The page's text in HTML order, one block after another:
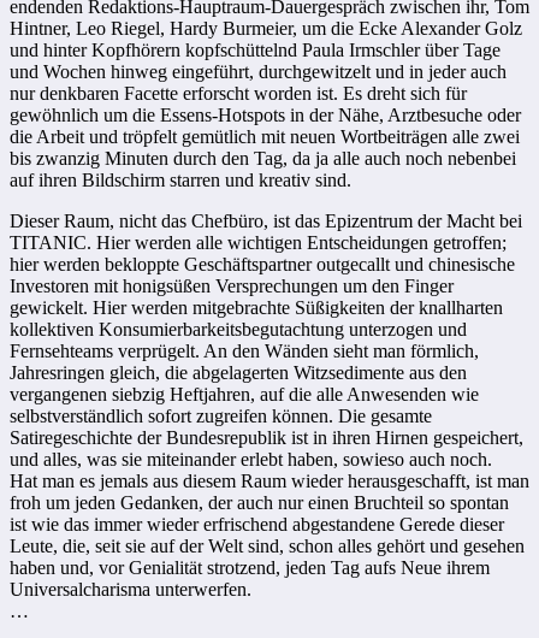
endenden Redaktions-Hauptraum-Dauergespräch zwischen ihr, Tom
Hintner, Leo Riegel, Hardy Burmeier, um die Ecke Alexander Golz
und hinter Kopfhörern kopfschüttelnd Paula Irmschler über Tage
und Wochen hinweg eingeführt, durchgewitzelt und in jeder auch
nur denkbaren Facette erforscht worden ist. Es dreht sich für
gewöhnlich um die Essens-Hotspots in der Nähe, Arztbesuche oder
die Arbeit und tröpfelt gemütlich mit neuen Wortbeiträgen alle zwei
bis zwanzig Minuten durch den Tag, da ja alle auch noch nebenbei
auf ihren Bildschirm starren und kreativ sind.
Dieser Raum, nicht das Chefbüro, ist das Epizentrum der Macht bei
TITANIC. Hier werden alle wichtigen Entscheidungen getroffen;
hier werden bekloppte Geschäftspartner outgecallt und chinesische
Investoren mit honigsüßen Versprechungen um den Finger
gewickelt. Hier werden mitgebrachte Süßigkeiten der knallharten
kollektiven Konsumierbarkeitsbegutachtung unterzogen und
Fernsehteams verprügelt. An den Wänden sieht man förmlich,
Jahresringen gleich, die abgelagerten Witzsedimente aus den
vergangenen siebzig Heftjahren, auf die alle Anwesenden wie
selbstverständlich sofort zugreifen können. Die gesamte
Satiregeschichte der Bundesrepublik ist in ihren Hirnen gespeichert,
und alles, was sie miteinander erlebt haben, sowieso auch noch.
Hat man es jemals aus diesem Raum wieder herausgeschafft, ist man
froh um jeden Gedanken, der auch nur einen Bruchteil so spontan
ist wie das immer wieder erfrischend abgestandene Gerede dieser
Leute, die, seit sie auf der Welt sind, schon alles gehört und gesehen
haben und, vor Genialität strotzend, jeden Tag aufs Neue ihrem
Universalcharisma unterwerfen.
…